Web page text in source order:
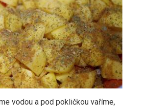
vodou a pod pokličkou vaříme,